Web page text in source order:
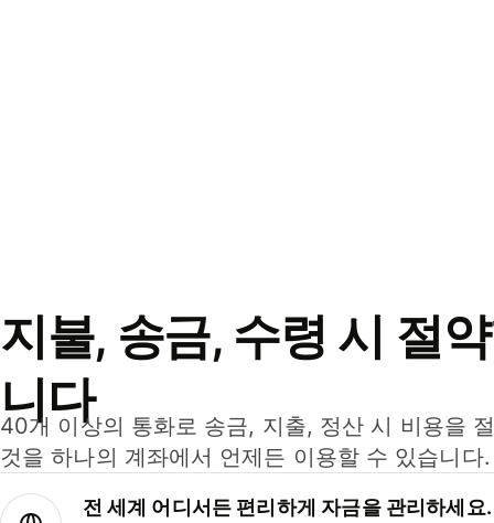
지불, 송금, 수령 시 절
니다
40개 이상의 통화로 송금, 지출, 정산 시 비용을
것을 하나의 계좌에서 언제든 이용할 수 있습니다.
전 세계 어디서든 편리하게 자금을 관리하세요.